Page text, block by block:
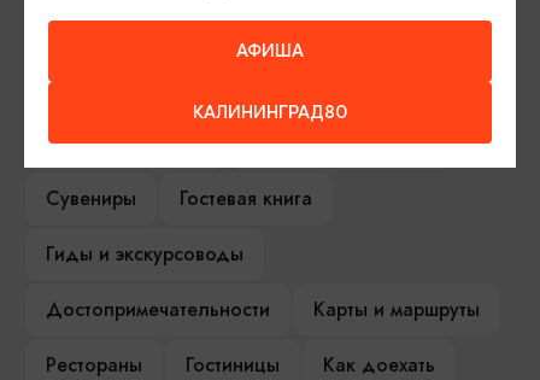
Серебряное ожерелье
Туры и экскурсии
Афиша мероприятий
Сувениры
Гостевая книга
Гиды и экскурсоводы
Достопримечательности
Карты и маршруты
Рестораны
Гостиницы
Как доехать
АФИША
КАЛИНИНГРАД80